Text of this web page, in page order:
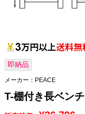
即納品
メーカー： PEACE
T-棚付き長ベンチ